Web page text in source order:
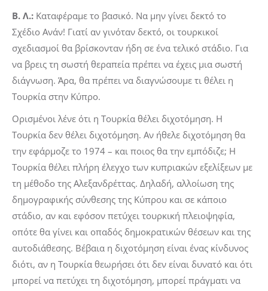
Β. Λ.: Καταφέραμε το βασικό. Να μην γίνει δεκτό το
Σχέδιο Ανάν! Γιατί αν γινόταν δεκτό, οι τουρκικοί
σχεδιασμοί θα βρίσκονταν ήδη σε ένα τελικό στάδιο. Για
να βρεις τη σωστή θεραπεία πρέπει να έχεις μια σωστή
διάγνωση. Άρα, θα πρέπει να διαγνώσουμε τι θέλει η
Τουρκία στην Κύπρο.
Ορισμένοι λένε ότι η Τουρκία θέλει διχοτόμηση. Η
Τουρκία δεν θέλει διχοτόμηση. Αν ήθελε διχοτόμηση θα
την εφάρμοζε το 1974 – και ποιος θα την εμπόδιζε; Η
Τουρκία θέλει πλήρη έλεγχο των κυπριακών εξελίξεων με
τη μέθοδο της Αλεξανδρέττας. Δηλαδή, αλλοίωση της
δημογραφικής σύνθεσης της Κύπρου και σε κάποιο
στάδιο, αν και εφόσον πετύχει τουρκική πλειοψηφία,
οπότε θα γίνει και οπαδός δημοκρατικών θέσεων και της
αυτοδιάθεσης. Βέβαια η διχοτόμηση είναι ένας κίνδυνος
διότι, αν η Τουρκία θεωρήσει ότι δεν είναι δυνατό και ότι
μπορεί να πετύχει τη διχοτόμηση, μπορεί πράγματι να